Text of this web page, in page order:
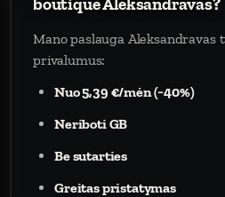
Mano paslauga Aleksandravas
privalumus:
Nuo 5,39 €/mėn (−40%)
Neriboti GB
Be sutarties
Greitas pristatymas